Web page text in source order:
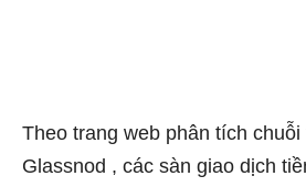
Theo trang web phân tích
Glassnod , các sàn giao dịch